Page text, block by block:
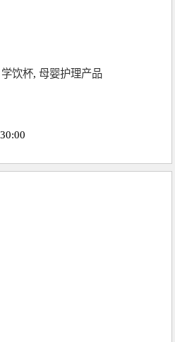
学饮杯,母婴护理产品